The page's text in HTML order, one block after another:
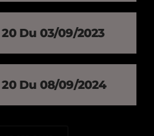
20 Du 03/09/2023
20 Du 08/09/2024